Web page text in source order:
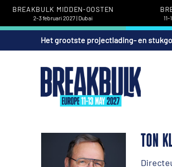
BREAKBULK MIDDEN-OOSTEN
2-3 februari 2027 | Dubai
Het grootste projectlading- en
TON